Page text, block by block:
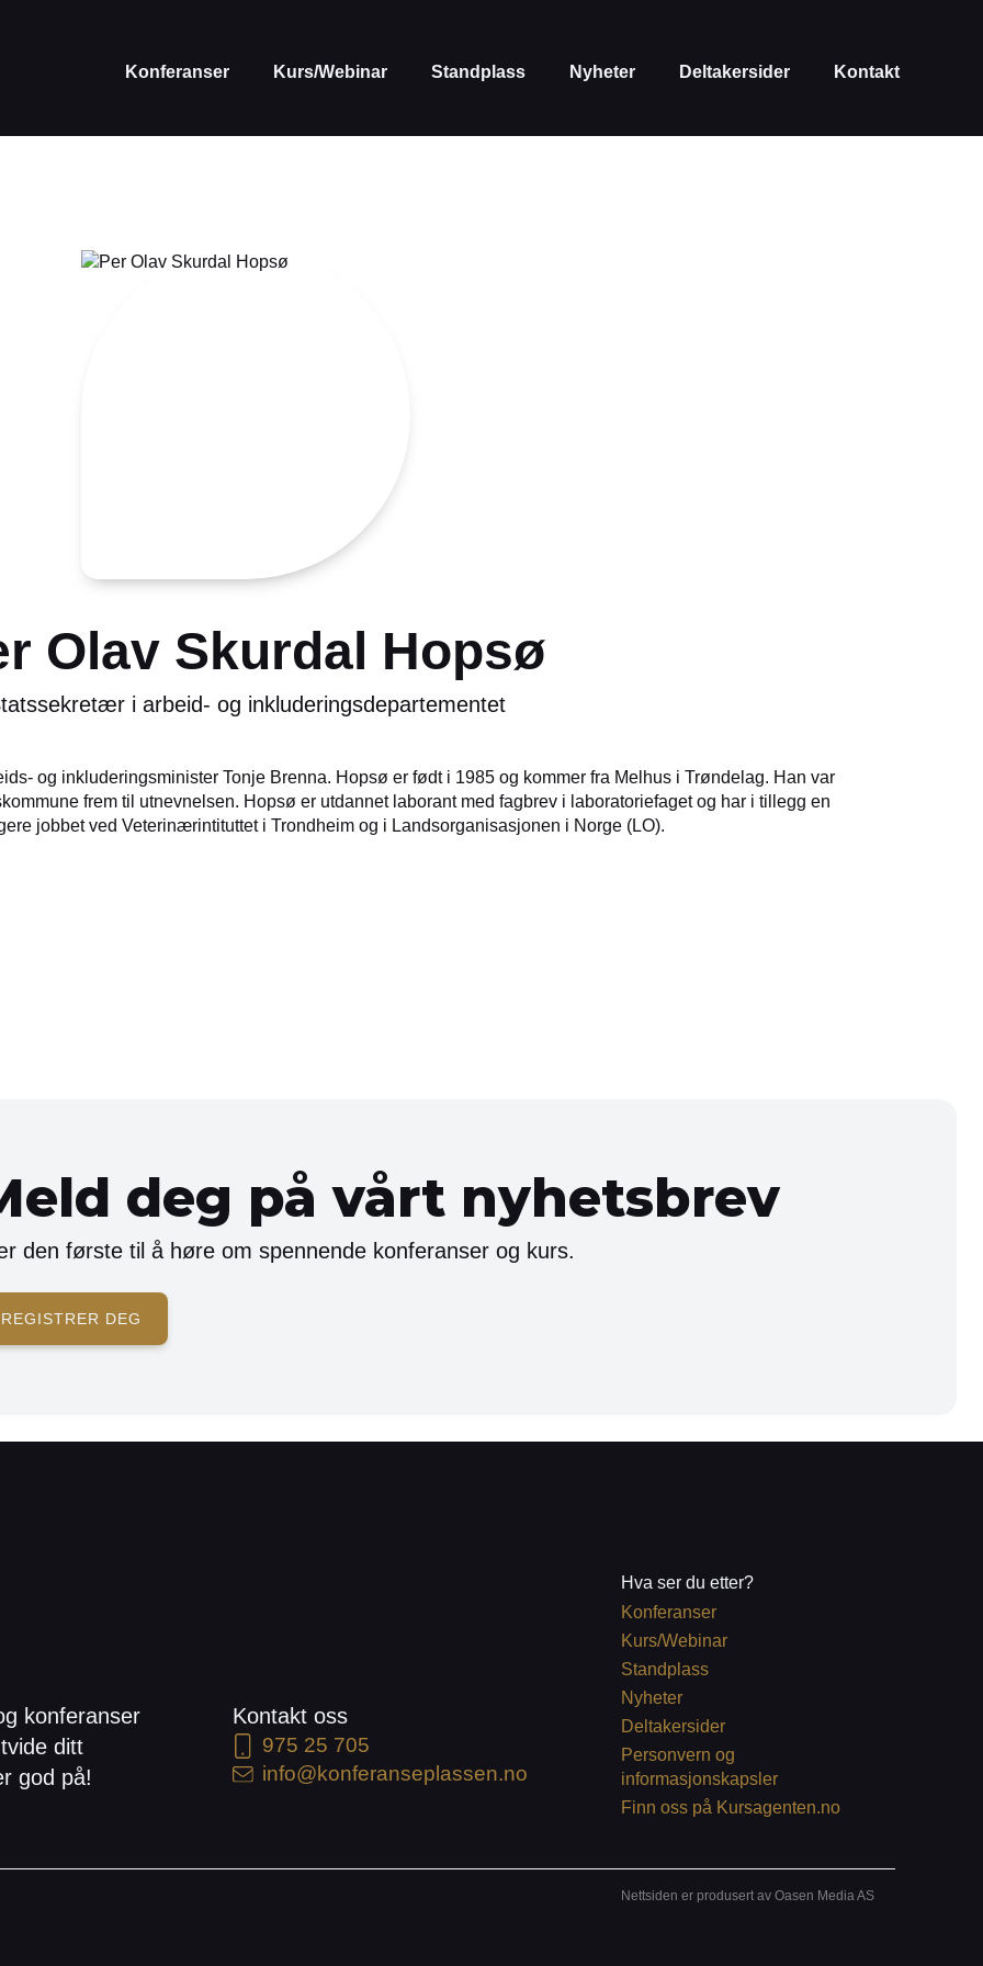
Konferanser Kurs/Webinar Standplass Nyheter Deltakersider Kontakt
Olav Skurdal Hopsø
i arbeid- og inkluderingsdepartementet
og inkluderingsminister Tonje Brenna. Hopsø er født i 1985 og kommer fra Melhus i Trøndelag. Han var
frem til utnevnelsen. Hopsø er utdannet laborant med fagbrev i laboratoriefaget og har i tillegg en
jobbet ved Veterinærintituttet i Trondheim og i Landsorganisasjonen i Norge (LO).
deg på vårt nyhetsbrev
den første til å høre om spennende konferanser og kurs.
REGISTRER DEG
konferanser
ditt
god på!
Kontakt oss
975 25 705
info@konferanseplassen.no
Hva ser du etter?
Konferanser
Kurs/Webinar
Standplass
Nyheter
Deltakersider
Personvern og
informasjonskapsler
Finn oss på Kursagenten.no
Nettsiden er produsert av Oasen Media AS